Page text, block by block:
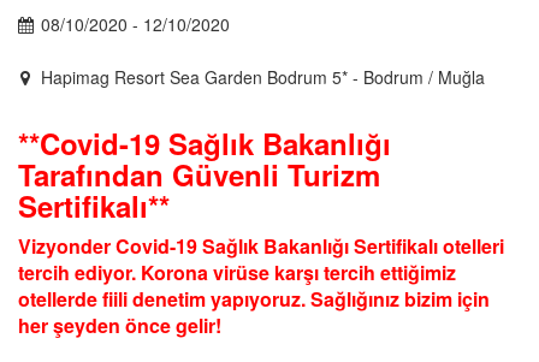
08/10/2020 - 12/10/2020
Hapimag Resort Sea Garden Bodrum 5* - Bodrum / Muğla
**Covid-19 Sağlık Bakanlığı
Tarafından Güvenli Turizm
Sertifikalı**
Vizyonder Covid-19 Sağlık Bakanlığı Sertifikalı otelleri
tercih ediyor. Korona virüse karşı tercih ettiğimiz
otellerde fiili denetim yapıyoruz. Sağlığınız bizim için
her şeyden önce gelir!